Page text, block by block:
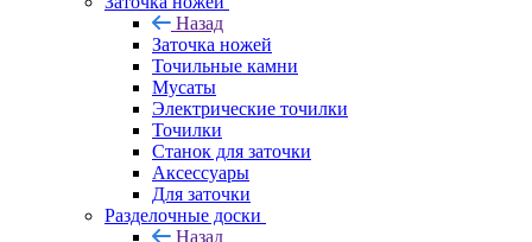
Назад
Заточка ножей
Точильные камни
Мусаты
Электрические точилки
Точилки
Станок для заточки
Аксессуары
Для заточки
Разделочные доски
Назад